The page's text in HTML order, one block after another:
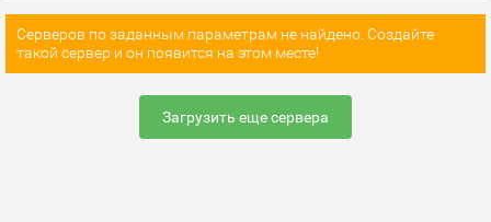
Серверов по заданным параметрам не найдено. Создайте
такой сервер и он появится на этом месте!
Загрузить еще сервера